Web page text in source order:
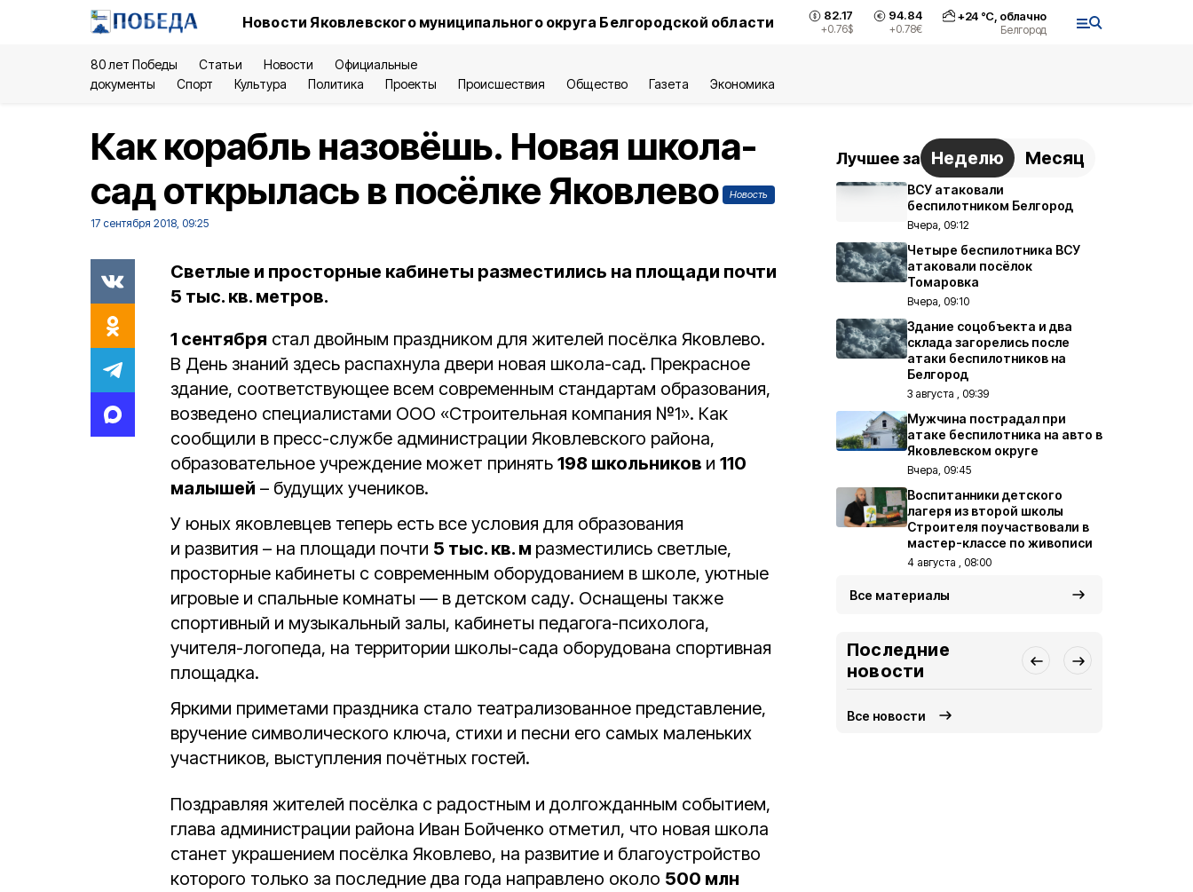
Новости Яковлевского муниципального округа Белгородской области 82.17
+0.76$
94.84
+0.78€
+24°С, облачно
Белгород
80 лет Победы Статьи Новости
Официальные
документы
Спорт Культура Политика Проекты Происшествия Общество Газета Экономика
Как корабль назовёшь. Новая школа-
сад открылась в посёлке Яковлево
Новость
17 сентября 2018, 09:25
Светлые и просторные кабинеты разместились на площади почти
5 тыс. кв. метров.
1 сентября стал двойным праздником для жителей посёлка Яковлево.
В День знаний здесь распахнула двери новая школа-сад. Прекрасное
здание, соответствующее всем современным стандартам образования,
возведено специалистами ООО «Строительная компания №1». Как
сообщили в пресс-службе администрации Яковлевского района,
образовательное учреждение может принять 198 школьников и 110
малышей – будущих учеников.
У юных яковлевцев теперь есть все условия для образования
и развития – на площади почти 5 тыс. кв. м разместились светлые,
просторные кабинеты с современным оборудованием в школе, уютные
игровые и спальные комнаты — в детском саду. Оснащены также
спортивный и музыкальный залы, кабинеты педагога-психолога,
учителя-логопеда, на территории школы-сада оборудована спортивная
площадка.
Яркими приметами праздника стало театрализованное представление,
вручение символического ключа, стихи и песни его самых маленьких
участников, выступления почётных гостей.
Поздравляя жителей посёлка с радостным и долгожданным событием,
глава администрации района Иван Бойченко отметил, что новая школа
станет украшением посёлка Яковлево, на развитие и благоустройство
которого только за последние два года направлено около 500 млн
Лучшее за Неделю Месяц
ВСУ атаковали
беспилотником Белгород
Вчера, 09:12
Четыре беспилотника ВСУ
атаковали посёлок
Томаровка
Вчера, 09:10
Здание соцобъекта и два
склада загорелись после
атаки беспилотников на
Белгород
3 августа , 09:39
Мужчина пострадал при
атаке беспилотника на авто в
Яковлевском округе
Вчера, 09:45
Воспитанники детского
лагеря из второй школы
Строителя поучаствовали в
мастер-классе по живописи
4 августа , 08:00
Все материалы
Последние
новости
Все новости